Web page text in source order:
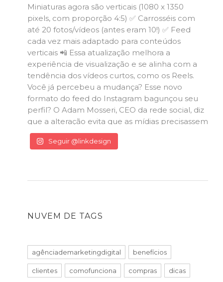
Seguir @linkdesign
NUVEM DE TAGS
agênciademarketingdigital benefícios
clientes comofunciona compras dicas